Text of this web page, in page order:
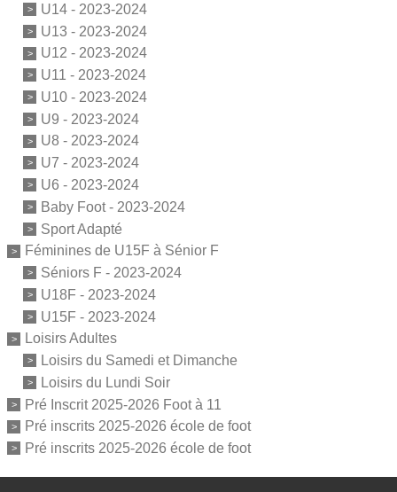
U14 - 2023-2024
U13 - 2023-2024
U12 - 2023-2024
U11 - 2023-2024
U10 - 2023-2024
U9 - 2023-2024
U8 - 2023-2024
U7 - 2023-2024
U6 - 2023-2024
Baby Foot - 2023-2024
Sport Adapté
Féminines de U15F à Sénior F
Séniors F - 2023-2024
U18F - 2023-2024
U15F - 2023-2024
Loisirs Adultes
Loisirs du Samedi et Dimanche
Loisirs du Lundi Soir
Pré Inscrit 2025-2026 Foot à 11
Pré inscrits 2025-2026 école de foot
Pré inscrits 2025-2026 école de foot